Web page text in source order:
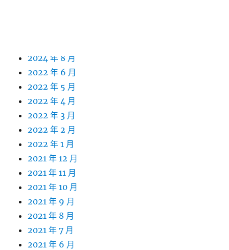
2024 年 8 月
2022 年 6 月
2022 年 5 月
2022 年 4 月
2022 年 3 月
2022 年 2 月
2022 年 1 月
2021 年 12 月
2021 年 11 月
2021 年 10 月
2021 年 9 月
2021 年 8 月
2021 年 7 月
2021 年 6 月